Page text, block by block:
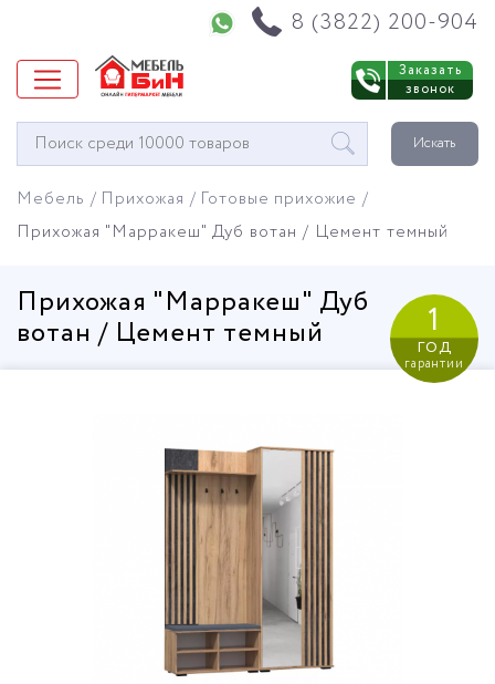
8 (3822) 200-904
Заказать
звонок
Окно
поиска
Искать
Мебель Прихожая
Готовые прихожие
Прихожая "Марракеш" Дуб вотан / Цемент темный
Прихожая "Марракеш" Дуб
вотан / Цемент темный
1
год
гарантии